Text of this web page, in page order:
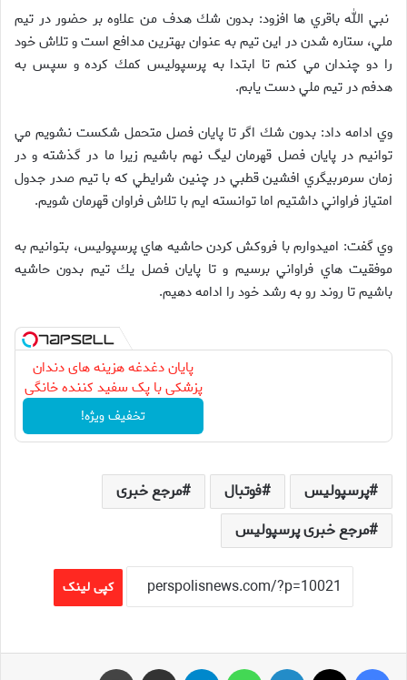
نبي الله باقري ها افزود: بدون شك هدف من علاوه بر حضور در تيم
ملي، ستاره شدن در اين تيم به عنوان بهترين مدافع است و تلاش خود
را دو چندان مي كنم تا ابتدا به پرسپولیس كمك كرده و سپس به
هدفم در تيم ملي دست يابم.
وي ادامه داد: بدون شك اگر تا پايان فصل متحمل شكست نشويم مي
توانيم در پايان فصل قهرمان ليگ نهم باشيم زيرا ما در گذشته و در
زمان سرمربيگري افشين قطبي در چنين شرايطي كه با تيم صدر جدول
امتياز فراواني داشتيم اما توانسته ايم با تلاش فراوان قهرمان شويم.
وي گفت: اميدوارم با فروكش كردن حاشيه هاي پرسپولیس، بتوانيم به
موفقيت هاي فراواني برسيم و تا پايان فصل يك تيم بدون حاشيه
باشيم تا روند رو به رشد خود را ادامه دهيم.
پایان دغدغه هزینه های دندان
پزشکی با پک سفید کننده خانگی
تخفیف ویژه!
پرسپولیس فوتبال
مرجع خبری
مرجع خبری پرسپولیس
کپی لینک
فیس بوک لینکدین تلگرام اشتراک گذاری از طریق ایمیل